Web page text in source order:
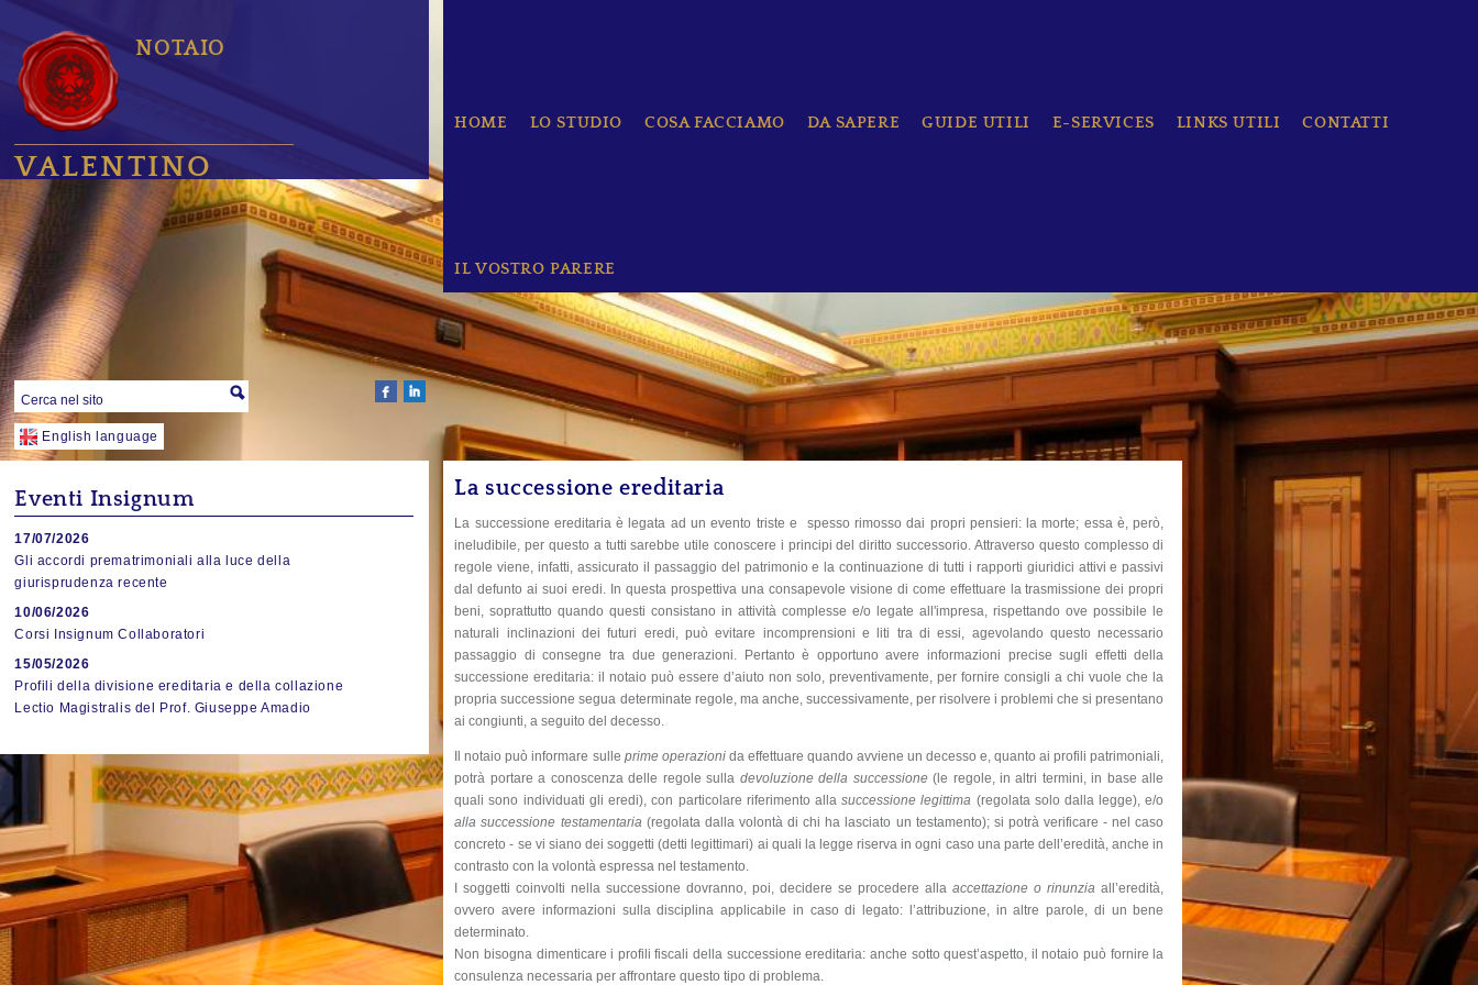
NOTAIO
VALENTINO
HOME LO STUDIO COSA FACCIAMO DA SAPERE GUIDE UTILI E-SERVICES LINKS UTILI CONTATTI
IL VOSTRO PARERE
English language
Eventi Insignum
17/07/2026
Gli accordi prematrimoniali alla luce della
giurisprudenza recente
10/06/2026
Corsi Insignum Collaboratori
15/05/2026
Profili della divisione ereditaria e della collazione
Lectio Magistralis del Prof. Giuseppe Amadio
La successione ereditaria
La successione ereditaria è legata ad un evento triste e spesso rimosso dai propri pensieri: la morte; essa è, però,
ineludibile, per questo a tutti sarebbe utile conoscere i principi del diritto successorio. Attraverso questo complesso di
regole viene, infatti, assicurato il passaggio del patrimonio e la continuazione di tutti i rapporti giuridici attivi e passivi
dal defunto ai suoi eredi. In questa prospettiva una consapevole visione di come effettuare la trasmissione dei propri
beni, soprattutto quando questi consistano in attività complesse e/o legate all'impresa, rispettando ove possibile le
naturali inclinazioni dei futuri eredi, può evitare incomprensioni e liti tra di essi, agevolando questo necessario
passaggio di consegne tra due generazioni. Pertanto è opportuno avere informazioni precise sugli effetti della
successione ereditaria: il notaio può essere d’aiuto non solo, preventivamente, per fornire consigli a chi vuole che la
propria successione segua determinate regole, ma anche, successivamente, per risolvere i problemi che si presentano
ai congiunti, a seguito del decesso.
Il notaio può informare sulle prime operazionida effettuare quando avviene un decesso e, quanto ai profili patrimoniali,
potrà portare a conoscenza delle regole sulla devoluzione della successione(le regole, in altri termini, in base alle
quali sono individuati gli eredi), con particolare riferimento allasuccessione legittima (regolata solo dalla legge), e/o
alla successione testamentaria (regolata dalla volontà di chi ha lasciato un testamento); si potrà verificare - nel caso
concreto - se vi siano dei soggetti (detti legittimari) ai quali la legge riserva in ogni caso una parte dell’eredità, anche in
contrasto con la volontà espressa nel testamento.
I soggetti coinvolti nella successione dovranno, poi, decidere se procedere allaaccettazione o rinunzia all’eredità,
ovvero avere informazioni sulla disciplina applicabile in caso di legato: l’attribuzione, in altre parole, di un bene
determinato.
Non bisogna dimenticare i profili fiscali della successione ereditaria: anche sotto quest’aspetto, il notaio può fornire la
consulenza necessaria per affrontare questo tipo di problema.